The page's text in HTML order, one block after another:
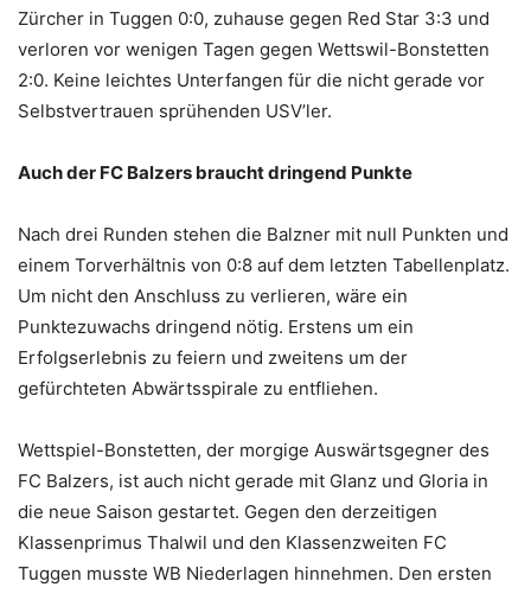
Zürcher in Tuggen 0:0, zuhause gegen Red Star 3:3 und
verloren vor wenigen Tagen gegen Wettswil-Bonstetten
2:0. Keine leichtes Unterfangen für die nicht gerade vor
Selbstvertrauen sprühenden USV’ler.
Auch der FC Balzers braucht dringend Punkte
Nach drei Runden stehen die Balzner mit null Punkten und
einem Torverhältnis von 0:8 auf dem letzten Tabellenplatz.
Um nicht den Anschluss zu verlieren, wäre ein
Punktezuwachs dringend nötig. Erstens um ein
Erfolgserlebnis zu feiern und zweitens um der
gefürchteten Abwärtsspirale zu entfliehen.
Wettspiel-Bonstetten, der morgige Auswärtsgegner des
FC Balzers, ist auch nicht gerade mit Glanz und Gloria in
die neue Saison gestartet. Gegen den derzeitigen
Klassenprimus Thalwil und den Klassenzweiten FC
Tuggen musste WB Niederlagen hinnehmen. Den ersten